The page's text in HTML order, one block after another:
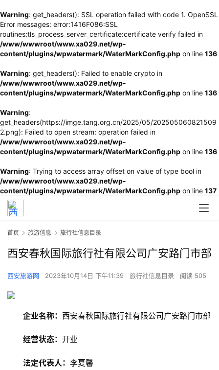
Warning: get_headers(): SSL operation failed with code 1. OpenSSL
Error messages: error:1416F086:SSL
routines:tls_process_server_certificate:certificate verify failed in
/www/wwwroot/www.xa029.net/wp-
content/plugins/wpwatermark/WaterMarkConfig.php on line 136
Warning: get_headers(): Failed to enable crypto in
/www/wwwroot/www.xa029.net/wp-
content/plugins/wpwatermark/WaterMarkConfig.php on line 136
Warning:
get_headers(https://imge.tang.org.cn/2025/05/202505060821509
2.png): Failed to open stream: operation failed in
/www/wwwroot/www.xa029.net/wp-
content/plugins/wpwatermark/WaterMarkConfig.php on line 136
Warning: Trying to access array offset on value of type bool in
/www/wwwroot/www.xa029.net/wp-
content/plugins/wpwatermark/WaterMarkConfig.php on line 137
首页 旅游信息 旅行社信息目录
西安春秋国际旅行社有限公司广安路门市部
西安旅游网 2023年10月14日 下午11:39 旅行社信息目录 阅读 505
企业名称： 西安春秋国际旅行社有限公司广安路门市部
经营状态： 开业
法定代表人： 李夏馨